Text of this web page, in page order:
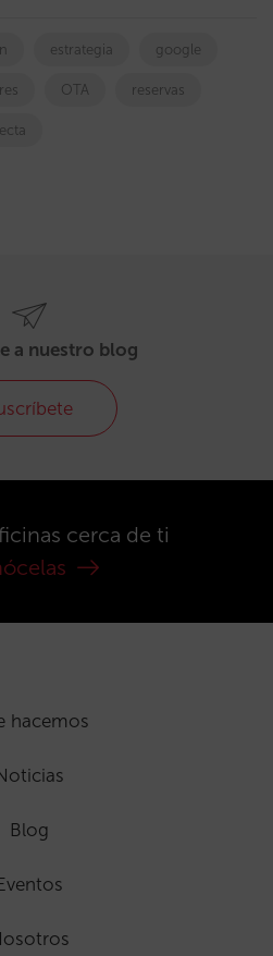
estrategia google
OTA reservas
a nuestro blog
cerca de ti
hacemos
Blog